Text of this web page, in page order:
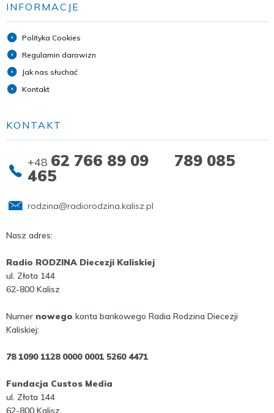
INFORMACJE
Polityka Cookies
Regulamin darowizn
Jak nas słuchać
Kontakt
KONTAKT
+48 62 766 89 09 789 085
465
rodzina@radiorodzina.kalisz.pl
Nasz adres:
Radio RODZINA Diecezji Kaliskiej
ul. Złota 144
62-800 Kalisz
Numer nowego konta bankowego Radia Rodzina Diecezji
Kaliskiej:
78 1090 1128 0000 0001 5260 4471
Fundacja Custos Media
ul. Złota 144
62-800 Kalisz